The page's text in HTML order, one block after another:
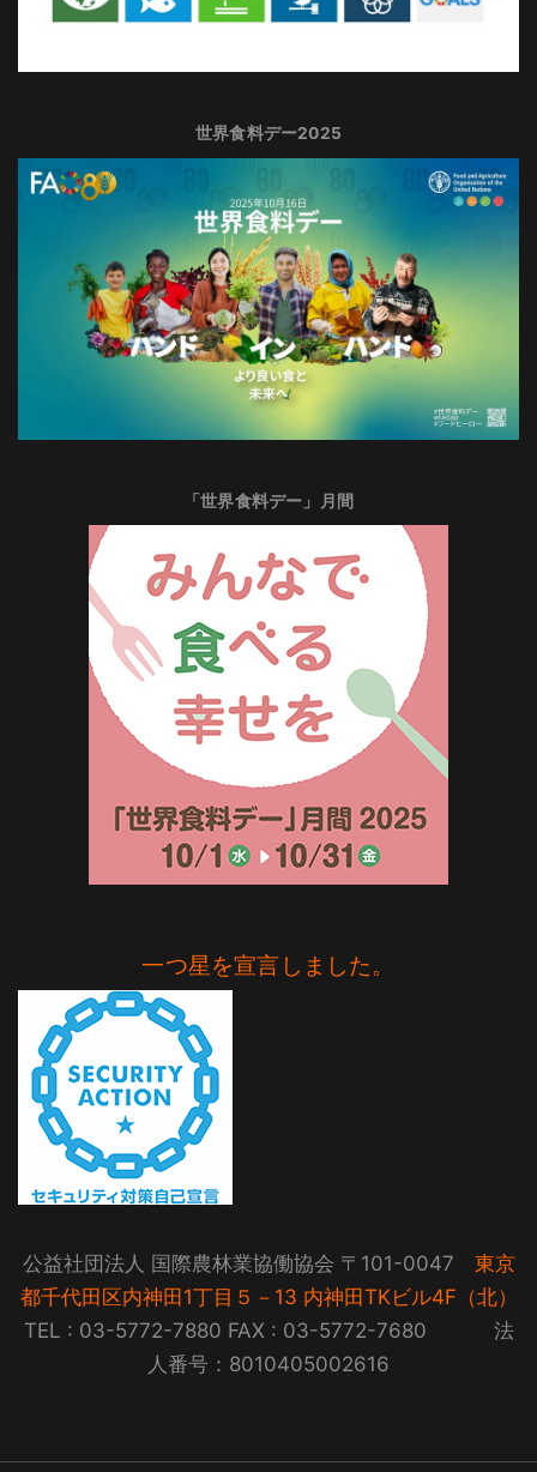
世界食料デー2025
「世界食料デー」月間
一つ星を宣言しました。
公益社団法人 国際農林業協働協会 〒101-0047 東京
都千代田区内神田1丁目５－13 内神田TKビル4F（北）
TEL : 03-5772-7880 FAX : 03-5772-7680 法
人番号：8010405002616